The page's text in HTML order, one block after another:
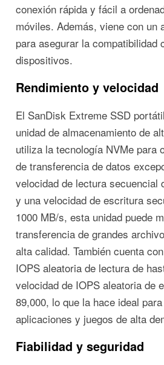
conexión rápida y fácil a
móviles. Además, viene con un
para asegurar la compatibilidad
dispositivos.
Rendimiento y velocidad
El SanDisk Extreme SSD
unidad de almacenamiento de
utiliza la tecnología NVMe para
de transferencia de datos
velocidad de lectura secuencial
y una velocidad de escritura
1000 MB/s, esta unidad puede
transferencia de grandes
alta calidad. También cuenta
IOPS aleatoria de lectura de
velocidad de IOPS aleatoria de
89,000, lo que la hace ideal
aplicaciones y juegos de alta
Fiabilidad y seguridad